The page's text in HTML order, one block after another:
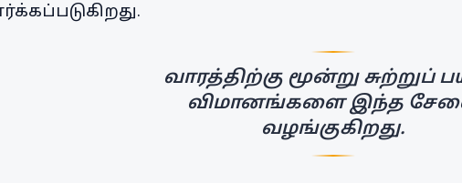
வாரத்திற்கு மூன்று சுற்றுப்
விமானங்களை இந்த
வழங்குகிறது.